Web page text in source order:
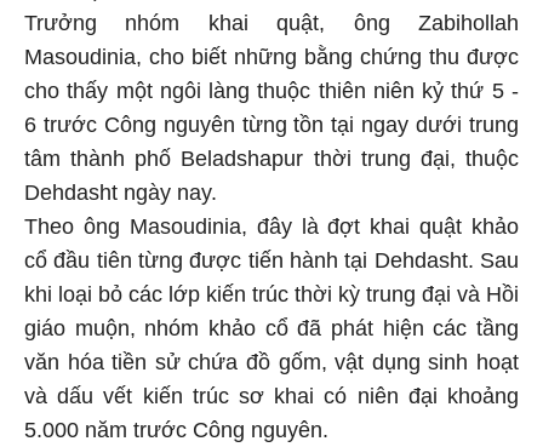
Trưởng nhóm khai quật, ông Zabihollah
Masoudinia, cho biết những bằng chứng thu được
cho thấy một ngôi làng thuộc thiên niên kỷ thứ 5 -
6 trước Công nguyên từng tồn tại ngay dưới trung
tâm thành phố Beladshapur thời trung đại, thuộc
Dehdasht ngày nay.
Theo ông Masoudinia, đây là đợt khai quật khảo
cổ đầu tiên từng được tiến hành tại Dehdasht. Sau
khi loại bỏ các lớp kiến trúc thời kỳ trung đại và Hồi
giáo muộn, nhóm khảo cổ đã phát hiện các tầng
văn hóa tiền sử chứa đồ gốm, vật dụng sinh hoạt
và dấu vết kiến trúc sơ khai có niên đại khoảng
5.000 năm trước Công nguyên.